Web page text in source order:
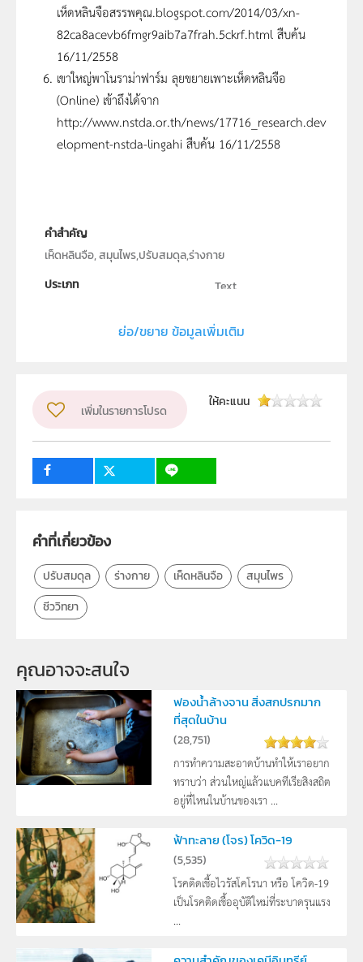
เห็ดหลินจือสรรพคุณ.blogspot.com/2014/03/xn-
82ca8acevb6fmgr9aib7a7frah.5ckrf.html สืบค้น
16/11/2558
เขาใหญ่พาโนราม่าฟาร์ม ลุยขยายเพาะเห็ดหลินจือ
(Online) เข้าถึงได้จาก
http://www.nstda.or.th/news/17716_research.dev
elopment-nstda-lingahi สืบค้น 16/11/2558
คำสำคัญ
เห็ดหลินจือ, สมุนไพร,ปรับสมดุล,ร่างกาย
ประเภท
Text
สถาบันส่งเสริมการสอนวิทยาศาสตร์และเทคโนโลยี
วิชา
อื่น ๆ
กลุ่มเป้าหมาย
ย่อ/ขยาย ข้อมูลเพิ่มเติม
เพิ่มในรายการโปรด
ให้คะแนน
คำที่เกี่ยวข้อง
ปรับสมดุล ร่างกาย เห็ดหลินจือ
สมุนไพร
ชีววิทยา
คุณอาจจะสนใจ
ฟองน้ำล้างจาน สิ่งสกปรกมาก
ที่สุดในบ้าน
(28,751)
การทำความสะอาดบ้านทำให้เราอยาก
ทราบว่า ส่วนใหญ่แล้วแบคทีเรียสิงสถิต
อยู่ที่ไหนในบ้านของเรา ...
ฟ้าทะลาย (โจร) โควิด-19
(5,535)
โรคติดเชื้อไวรัสโคโรนา หรือ โควิด-19
เป็นโรคติดเชื้ออุบัติใหม่ที่ระบาดรุนแรง
...